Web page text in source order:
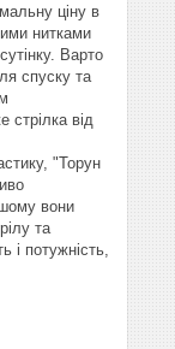
ціну в
нитками
Варто
спуску та
стрілка від
"Торун
вони
та
і потужність,